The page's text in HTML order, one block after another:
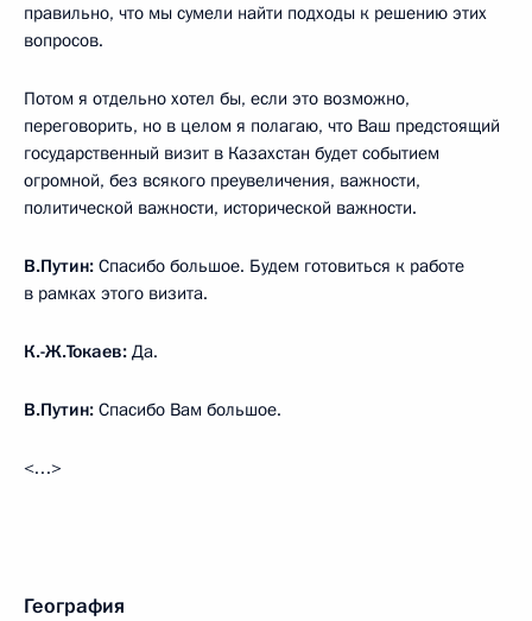
правильно, что мы сумели найти подходы к решению этих
вопросов.
Потом я отдельно хотел бы, если это возможно,
переговорить, но в целом я полагаю, что Ваш предстоящий
государственный визит в Казахстан будет событием
огромной, без всякого преувеличения, важности,
политической важности, исторической важности.
В.Путин: Спасибо большое. Будем готовиться к работе
в рамках этого визита.
К.-Ж.Токаев: Да.
В.Путин: Спасибо Вам большое.
<…>
География